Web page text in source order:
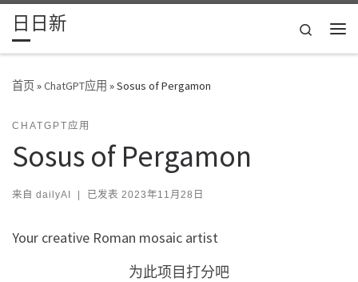
Skip to content
日日新
Search
首页»ChatGPT应用 »Sosus of Pergamon
CHATGPT应用
Sosus of Pergamon
来自 dailyAI | 已发表 2023年11月28日
Your creative Roman mosaic artist
为此项目打分吧